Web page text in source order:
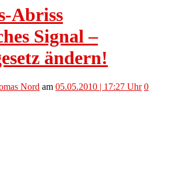
Abriss
Signal –
ändern!
Nord am 05.05.2010 | 17:27 Uhr 0